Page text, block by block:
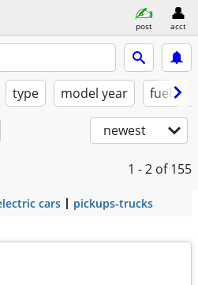
post acct
type model year fuel
newest
1 - 2 of 155
cars pickups-trucks